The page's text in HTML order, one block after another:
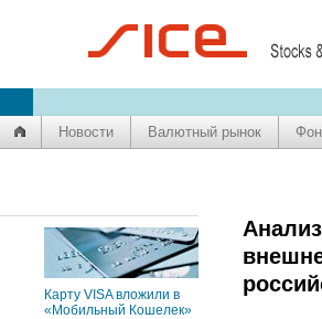
Новости Валютный рынок
Карту VISA вложили в
«Мобильный Кошелек»